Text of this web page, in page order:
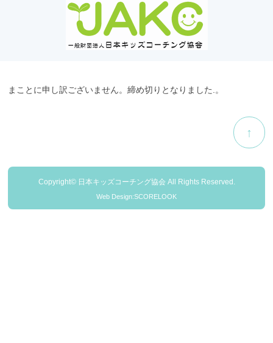
まことに申し訳ございません。締め切りとなりました.。
↑
Copyright© 日本キッズコーチング協会 All Rights Reserved.
Web Design:SCORELOOK